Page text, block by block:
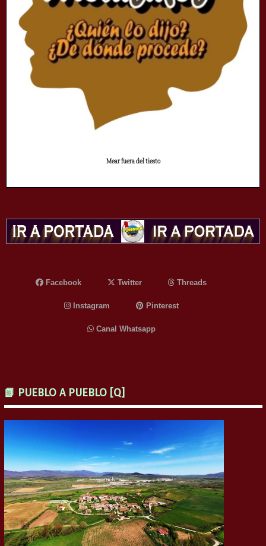
Mear fuera del tiesto
Facebook Twitter Threads
Instagram Pinterest
Canal Whatsapp
📗 PUEBLO A PUEBLO [Q]